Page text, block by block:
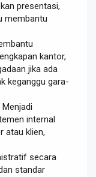
presentasi,
membantu
kantor,
jika ada
keganggu gara-
Menjadi
internal
atau klien,
secara
standar